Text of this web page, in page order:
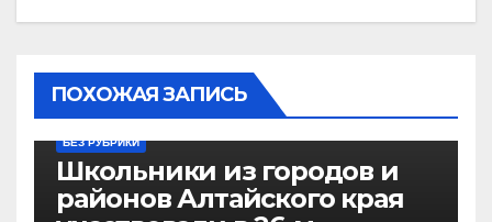
ПОХОЖАЯ ЗАПИСЬ
БЕЗ РУБРИКИ
Школьники из городов и
районов Алтайского края